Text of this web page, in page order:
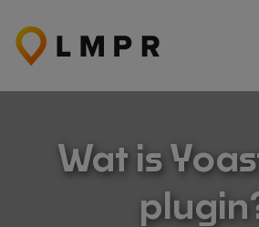
naar
inhoud
Wat is